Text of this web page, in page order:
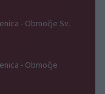
- Območje Sv.
- Območje